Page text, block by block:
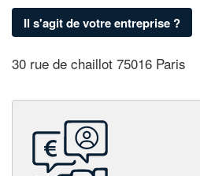
Il s'agit de votre entreprise ?
30 rue de chaillot 75016 Paris